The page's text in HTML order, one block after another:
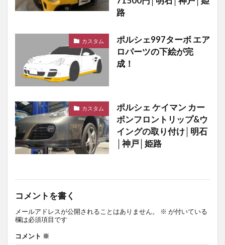
路
カスタム
ポルシェ997ターボ エア
ロパーツの下絵が完
成！
カスタム
ポルシェ ケイマン カー
ボンフロントリップ&ウ
イングの取り付け│明石
│神戸│姫路
コメントを書く
メールアドレスが公開されることはありません。 ※ が付いている
欄は必須項目です
コメント ※